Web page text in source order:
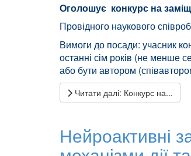
Оголошує конкурс на
Провідного наукового
Вимоги до посади: учасник
останні сім років (не менше
або бути автором
Читати далі: Конкурс на...
Нейроактивні